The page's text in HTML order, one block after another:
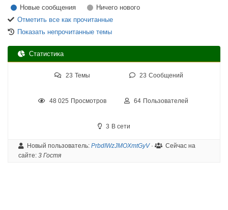
Новые сообщения
Ничего нового
Отметить все как прочитанные
Показать непрочитанные темы
Статистика
23 Темы 23 Сообщений
48 025 Просмотров 64 Пользователей
3 В сети
Новый пользователь:PrbdIWzJMOXmtGyV·
Сейчас на
сайте:3 Гостя